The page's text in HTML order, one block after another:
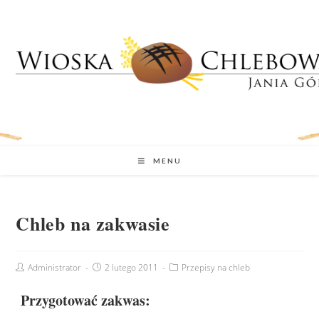
MENU
Chleb na zakwasie
Administrator 2 lutego 2011 Przepisy na chleb
Przygotować zakwas: